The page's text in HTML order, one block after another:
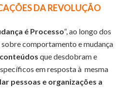
DA REVOLUÇÃO
é Processo“, ao longo dos
sobre comportamento e mudança
que desdobram e
em resposta à mesma
pessoas e organizações a